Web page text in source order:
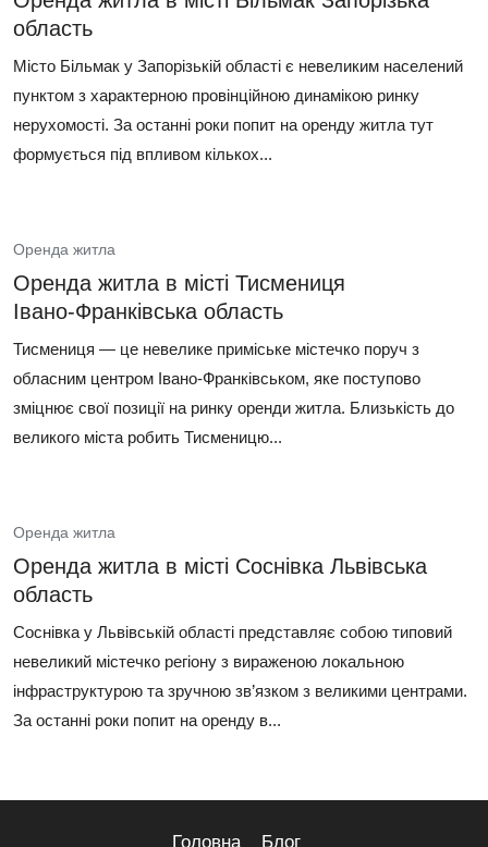
область
Місто Більмак у Запорізькій області є невеликим населений
пунктом з характерною провінційною динамікою ринку
нерухомості. За останні роки попит на оренду житла тут
формується під впливом кількох...
Оренда житла
Оренда житла в місті Тисмениця
Івано‑Франківська область
Тисмениця — це невелике приміське містечко поруч з
обласним центром Івано‑Франківськом, яке поступово
зміцнює свої позиції на ринку оренди житла. Близькість до
великого міста робить Тисменицю...
Оренда житла
Оренда житла в місті Соснівка Львівська
область
Соснівка у Львівській області представляє собою типовий
невеликий містечко регіону з вираженою локальною
інфраструктурою та зручною зв’язком з великими центрами.
За останні роки попит на оренду в...
Головна Блог